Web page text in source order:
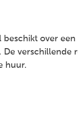
beschikt over
De verschillende
huur.